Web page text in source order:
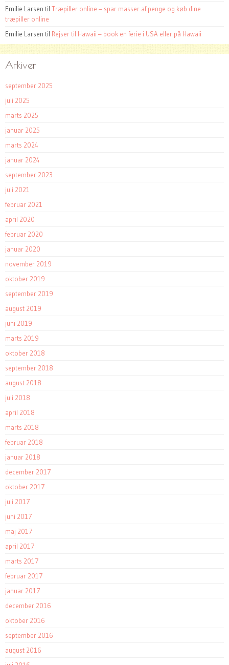
Emilie Larsen til Træpiller online – spar masser af penge og køb dine
træpiller online
Emilie Larsen til Rejser til Hawaii – book en ferie i USA eller på Hawaii
Arkiver
september 2025
juli 2025
marts 2025
januar 2025
marts 2024
januar 2024
september 2023
juli 2021
februar 2021
april 2020
februar 2020
januar 2020
november 2019
oktober 2019
september 2019
august 2019
juni 2019
marts 2019
oktober 2018
september 2018
august 2018
juli 2018
april 2018
marts 2018
februar 2018
januar 2018
december 2017
oktober 2017
juli 2017
juni 2017
maj 2017
april 2017
marts 2017
februar 2017
januar 2017
december 2016
oktober 2016
september 2016
august 2016